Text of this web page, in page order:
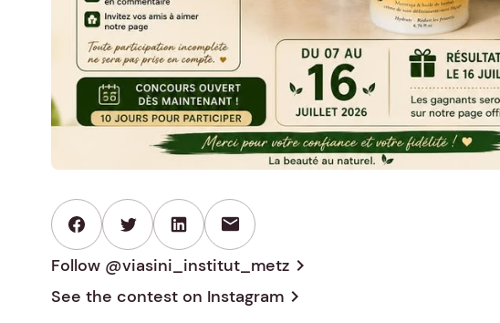
mail
Follow @viasini_institut_metz chevron_right
See the contest on Instagram chevron_right